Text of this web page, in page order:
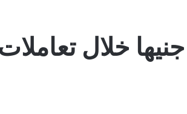
ارتفاع أسعار الذهب 70 جنيها خلال